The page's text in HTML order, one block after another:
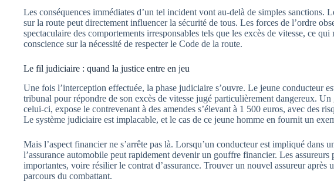
Les conséquences immédiates d’un tel incident vont au-delà de simples sanctions.
sur la route peut directement influencer la sécurité de tous. Les forces de l’ordre
spectaculaire des comportements irresponsables tels que les excès de vitesse, ce
conscience sur la nécessité de respecter le Code de la route.
Le fil judiciaire : quand la justice entre en jeu
Une fois l’interception effectuée, la phase judiciaire s’ouvre. Le jeune conducteur
tribunal pour répondre de son excès de vitesse jugé particulièrement dangereux. Un
celui-ci, expose le contrevenant à des amendes s’élevant à 1 500 euros, avec des
Le système judiciaire est implacable, et le cas de ce jeune homme en fournit un
Mais l’aspect financier ne s’arrête pas là. Lorsqu’un conducteur est impliqué dans
l’assurance automobile peut rapidement devenir un gouffre financier. Les assureurs
importantes, voire résilier le contrat d’assurance. Trouver un nouvel assureur après
parcours du combattant.